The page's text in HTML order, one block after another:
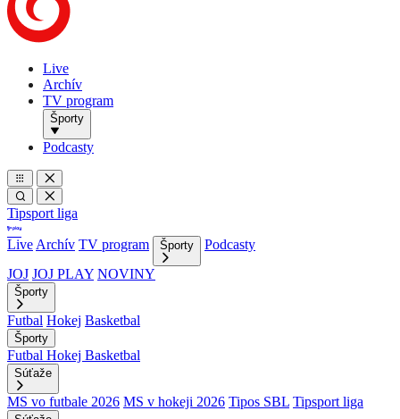
Live
Archív
TV program
Športy
Podcasty
Tipsport liga
Live Archív TV program Športy
Podcasty
JOJ JOJ PLAY NOVINY
Športy
Futbal Hokej Basketbal
Športy
Futbal Hokej Basketbal
Súťaže
MS vo futbale 2026 MS v hokeji 2026 Tipos SBL Tipsport liga